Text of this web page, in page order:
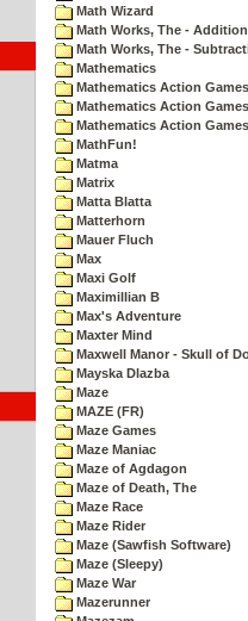
Math Wizard
Math Works, The - Addition
Math Works, The -
Mathematics
Mathematics Action
Mathematics Action
Mathematics Action
MathFun!
Matma
Matrix
Matta Blatta
Matterhorn
Mauer Fluch
Max
Maxi Golf
Maximillian B
Max's Adventure
Maxter Mind
Maxwell Manor - Skull of
Mayska Dlazba
Maze
MAZE (FR)
Maze Games
Maze Maniac
Maze of Agdagon
Maze of Death, The
Maze Race
Maze Rider
Maze (Sawfish Software)
Maze (Sleepy)
Maze War
Mazerunner